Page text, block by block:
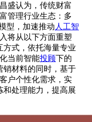
盛认为，传统财富
管理行业生态：多
型，加速推动 人工智
将从以下方面重塑
方式，依托海量专业
当前智能投顾下的
销材料的同时，基于
户个性化需求，实
和处理能力，提高展